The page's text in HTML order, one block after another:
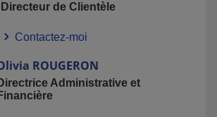
Directeur de Clientèle
Contactez-moi
ROUGERON
Administrative et